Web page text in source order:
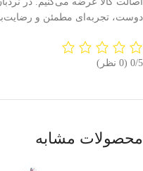
دوست، تجربه‌ای مطمئن و
‫0/5 ‫(0 نظر)
محصولات مشابه